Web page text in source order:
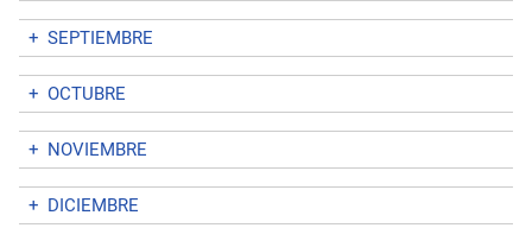
+ SEPTIEMBRE
+ OCTUBRE
+ NOVIEMBRE
+ DICIEMBRE